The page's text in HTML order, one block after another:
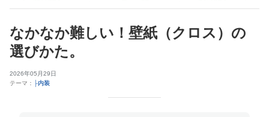
なかなか難しい！壁紙（クロス）の
選びかた。
2026年05月29日
テーマ：
├内装